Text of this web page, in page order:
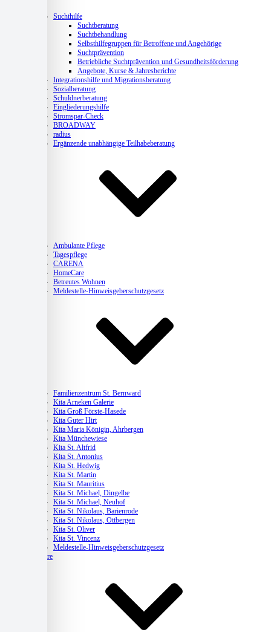
Suchthilfe
Suchtberatung
Suchtbehandlung
Selbsthilfegruppen für Betroffene und Angehörige
Suchtprävention
Betriebliche Suchtprävention und Gesundheitsförderung
Angebote, Kurse & Jahresberichte
Integrationshilfe und Migrationsberatung
Sozialberatung
Schuldnerberatung
Eingliederungshilfe
Stromspar-Check
BROADWAY
radius
Ergänzende unabhängige Teilhabeberatung
Ambulante Pflege
Tagespflege
CARENA
HomeCare
Betreutes Wohnen
Meldestelle-Hinweisgeberschutzgesetz
Familienzentrum St. Bernward
Kita Arneken Galerie
Kita Groß Förste-Hasede
Kita Guter Hirt
Kita Maria Königin, Ahrbergen
Kita Münchewiese
Kita St. Altfrid
Kita St. Antonius
Kita St. Hedwig
Kita St. Martin
Kita St. Mauritius
Kita St. Michael, Dingelbe
Kita St. Michael, Neuhof
Kita St. Nikolaus, Barienrode
Kita St. Nikolaus, Ottbergen
Kita St. Oliver
Kita St. Vincenz
Meldestelle-Hinweisgeberschutzgesetz
Karriere